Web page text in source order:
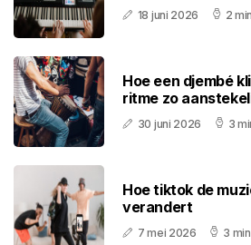
18 juni 2026 2
Hoe een djembé
ritme zo
30 juni 2026 3
Hoe tiktok de
verandert
7 mei 2026 3